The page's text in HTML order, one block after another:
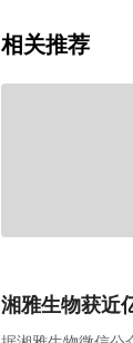
相关推荐
湘雅生物获近